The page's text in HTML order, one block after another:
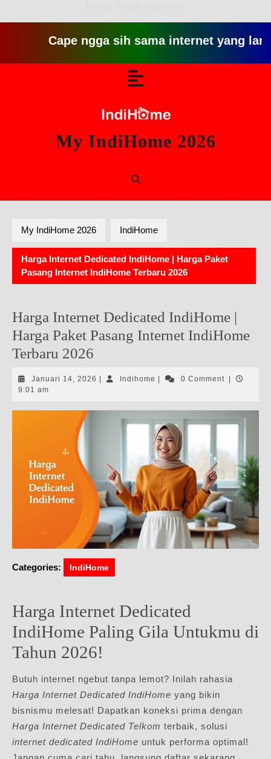
Cape ngga sih sama internet yang
My IndiHome 2026
My IndiHome 2026 IndiHome
Harga Internet Dedicated IndiHome | Harga Paket
Pasang Internet IndiHome Terbaru 2026
Harga Internet Dedicated IndiHome |
Harga Paket Pasang Internet IndiHome
Terbaru 2026
Januari 14, 2026 JanuariIndihome Indihome0 Comment
9:01 am
Categories: IndiHome
Harga Internet Dedicated
IndiHome Paling Gila Untukmu di
Tahun 2026!
Butuh internet ngebut tanpa lemot? Inilah rahasia
Harga Internet Dedicated IndiHome yang bikin
bisnismu melesat! Dapatkan koneksi prima dengan
Harga Internet Dedicated Telkom terbaik, solusi
internet dedicated IndiHome untuk performa optimal!